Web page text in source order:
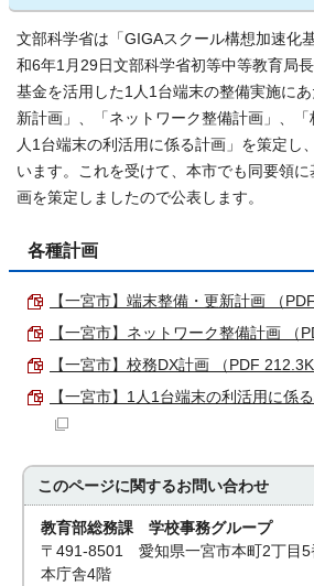
文部科学省は「GIGAスクール構想加速化
和6年1月29日文部科学省初等中等教育局
基金を活用した1人1台端末の整備実施に
新計画」、「ネットワーク整備計画」、
人1台端末の利活用に係る計画」を策定し
います。これを受けて、本市でも同要領
画を策定しましたので公表します。
各種計画
【一宮市】端末整備・更新計画 （
【一宮市】ネットワーク整備計画 （
【一宮市】校務DX計画 （PDF
【一宮市】1人1台端末の利活用に係
このページに関するお問い合わせ
教育部総務課 学校事務グループ
〒491-8501 愛知県一宮市本町2丁目
本庁舎4階